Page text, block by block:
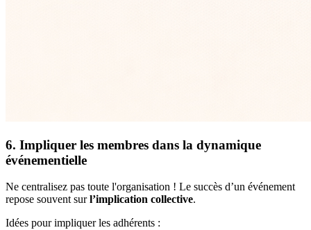
6. Impliquer les membres dans la dynamique
événementielle
Ne centralisez pas toute l'organisation ! Le succès d’un événement
repose souvent surl’implication collective.
Idées pour impliquer les adhérents :